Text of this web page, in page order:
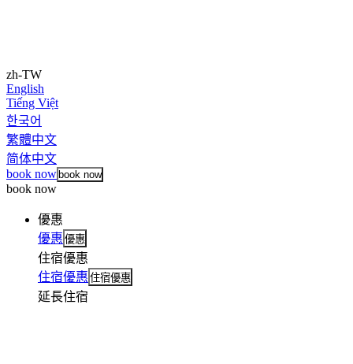
zh-TW
English
Tiếng Việt
한국어
繁體中文
简体中文
book nowbook now
book now
優惠
優惠 優惠
住宿優惠
住宿優惠 住宿優惠
延長住宿